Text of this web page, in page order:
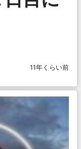
11年くらい前